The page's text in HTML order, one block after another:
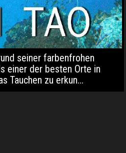
seiner farbenfrohen
einer der besten Orte in
Tauchen zu erkun...